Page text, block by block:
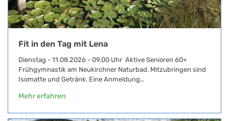
Fit in den Tag mit Lena
Dienstag - 11.08.2026 - 09.00 Uhr Aktive Senioren 60+
Frühgymnastik am Neukirchner Naturbad. Mitzubringen sind
Isomatte und Getränk. Eine Anmeldung…
Mehr erfahren